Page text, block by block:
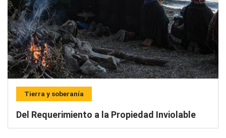
Tierra y soberanía
Del Requerimiento a la Propiedad Inviolable